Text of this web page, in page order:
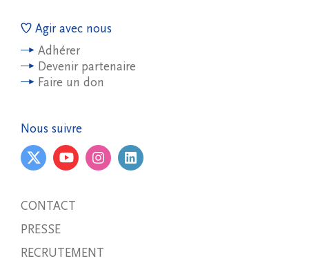
Agir avec nous
Adhérer
Devenir partenaire
Faire un don
Nous suivre
CONTACT
PRESSE
RECRUTEMENT